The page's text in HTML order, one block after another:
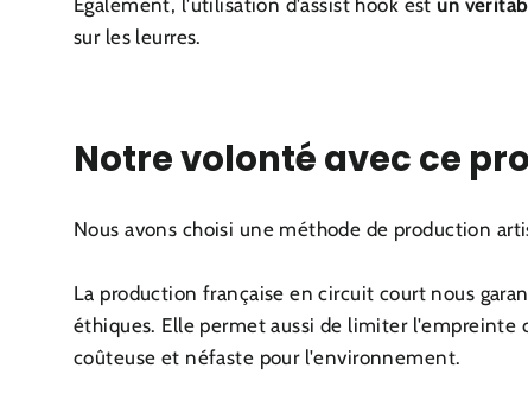
sur les leurres.
Notre volonté avec ce
Nous avons choisi une méthode de production
La production française en circuit court nous
éthiques. Elle permet aussi de limiter l'empreinte
coûteuse et néfaste pour l'environnement.